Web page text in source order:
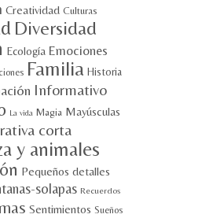
Creatividad Culturas
Diversidad
Ecología Emociones
Familia Historia
Informativo
La vida Magia Mayúsculas
corta
y animales
Pequeños detalles
solapas Recuerdos
Sentimientos Sueños